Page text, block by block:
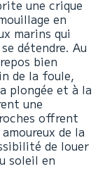
une crique
en
marins qui
détendre. Au
bien
de la foule,
plongée et à la
une
offrent
de la
de louer
soleil en